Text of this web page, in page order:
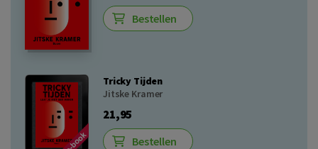
Bestellen
Tricky Tijden
Jitske Kramer
21,95
Bestellen